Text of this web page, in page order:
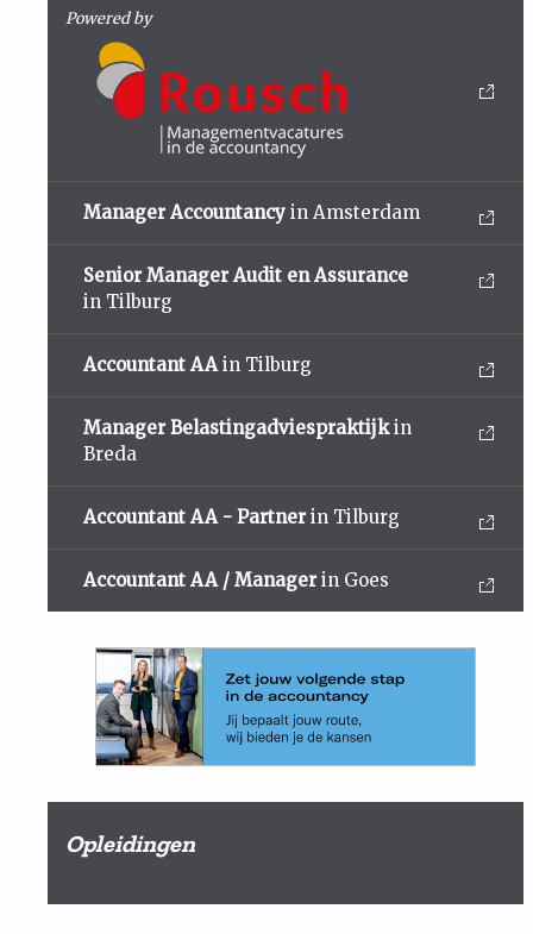
Powered by
Manager Accountancy in Amsterdam
Senior Manager Audit en Assurance
in Tilburg
Accountant AAin Tilburg
Manager Belastingadviespraktijkin
Breda
Accountant AA - Partner in Tilburg
Accountant AA / Manager in Goes
Opleidingen